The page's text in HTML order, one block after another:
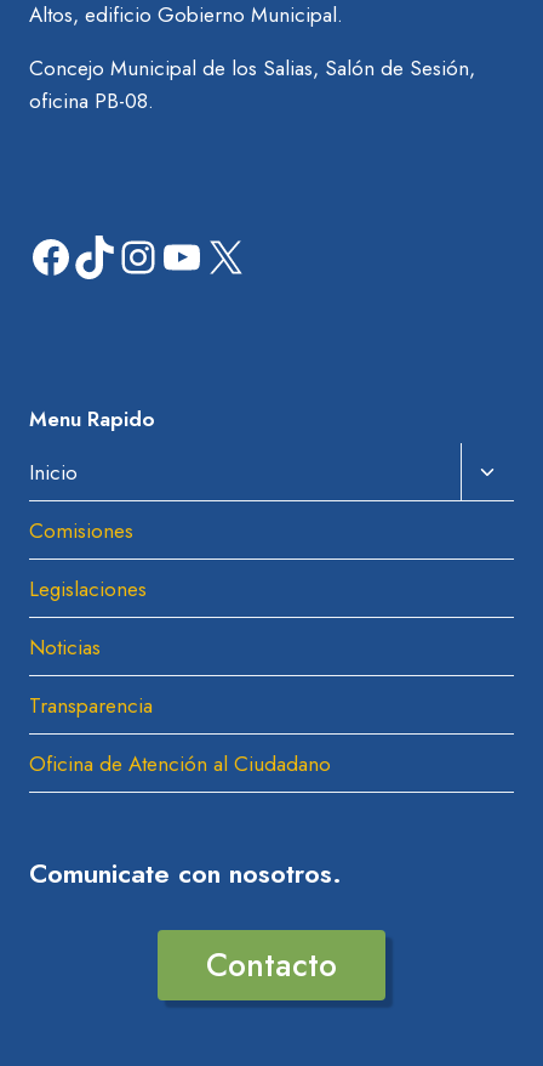
Altos, edificio Gobierno Municipal.
Concejo Municipal de los Salias, Salón de Sesión,
oficina PB-08.
Facebook
TikTok
Instagram
YouTube
X
Menu Rapido
Inicio
El
Hijo
Comisiones
Legislaciones
Noticias
Transparencia
Oficina de Atención al Ciudadano
Comunicate con nosotros.
Contacto